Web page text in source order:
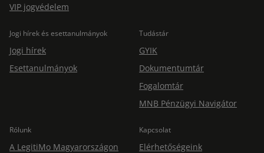
VIP jogvédelem
Jogi hírek és esettanulmányok
Jogi hírek
Esettanulmányok
Tudástár
GYIK
Dokumentumtár
Fogalomtár
MNB Pénzügyi Navigátor
Rólunk
A LegitiMo Magyarországon
Kapcsolat
Elérhetőségeink